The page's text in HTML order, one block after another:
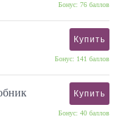
Бонус: 76 баллов
Купить
Бонус: 141 баллов
Купить
Бонус: 40 баллов